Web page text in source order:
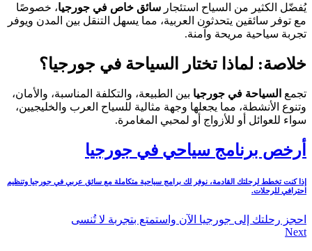
يُفضّل الكثير من السياح استئجار سائق خاص في جورجيا، خصوصًا
مع توفر سائقين يتحدثون العربية، مما يسهل التنقل بين المدن ويوفر
تجربة سياحية مريحة وآمنة.
خلاصة: لماذا تختار السياحة في جورجيا؟
تجمع السياحة في جورجيا بين الطبيعة، والتكلفة المناسبة، والأمان،
وتنوع الأنشطة، مما يجعلها وجهة مثالية للسياح العرب والخليجيين،
سواء للعوائل أو للأزواج أو لمحبي المغامرة.
أرخص برنامج سياحي في جورجيا
إذا كنت تخطط لرحلتك القادمة، نوفر لك برامج سياحية متكاملة مع سائق عربي في جورجيا وتنظيم
احترافي للرحلات.
احجز رحلتك إلى جورجيا الآن واستمتع بتجربة لا تُنسى
Next